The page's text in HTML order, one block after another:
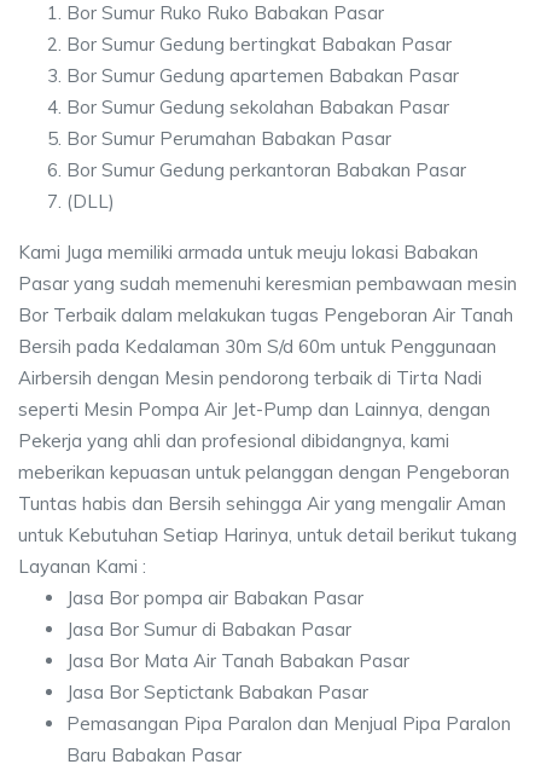
Bor Sumur Ruko Ruko Babakan Pasar
Bor Sumur Gedung bertingkat Babakan Pasar
Bor Sumur Gedung apartemen Babakan Pasar
Bor Sumur Gedung sekolahan Babakan Pasar
Bor Sumur Perumahan Babakan Pasar
Bor Sumur Gedung perkantoran Babakan Pasar
(DLL)
Kami Juga memiliki armada untuk meuju lokasi Babakan
Pasar yang sudah memenuhi keresmian pembawaan mesin
Bor Terbaik dalam melakukan tugas Pengeboran Air Tanah
Bersih pada Kedalaman 30m S/d 60m untuk Penggunaan
Airbersih dengan Mesin pendorong terbaik di Tirta Nadi
seperti Mesin Pompa Air Jet-Pump dan Lainnya, dengan
Pekerja yang ahli dan profesional dibidangnya, kami
meberikan kepuasan untuk pelanggan dengan Pengeboran
Tuntas habis dan Bersih sehingga Air yang mengalir Aman
untuk Kebutuhan Setiap Harinya, untuk detail berikut tukang
Layanan Kami :
Jasa Bor pompa air Babakan Pasar
Jasa Bor Sumur di Babakan Pasar
Jasa Bor Mata Air Tanah Babakan Pasar
Jasa Bor Septictank Babakan Pasar
Pemasangan Pipa Paralon dan Menjual Pipa Paralon
Baru Babakan Pasar